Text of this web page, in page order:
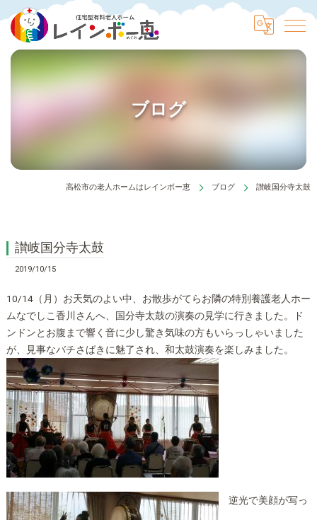
ブログ
高松市の老人ホームはレインボー恵 ブログ 讃岐国分寺太鼓
讃岐国分寺太鼓
2019/10/15
10/14（月）お天気のよい中、お散歩がてらお隣の特別養護老人ホー
ムなでしこ香川さんへ、国分寺太鼓の演奏の見学に行きました。ド
ンドンとお腹まで響く音に少し驚き気味の方もいらっしゃいました
が、見事なバチさばきに魅了され、和太鼓演奏を楽しみました。
逆光で美顔が写っ